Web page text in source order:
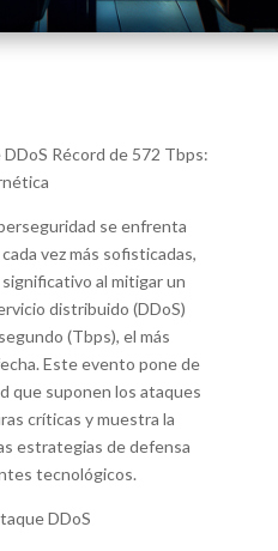
Récord de 572 Tbps:
se enfrenta
vez más sofisticadas,
al mitigar un
distribuido (DDoS)
(Tbps), el más
Este evento pone de
que suponen los ataques
críticas y muestra la
estrategias de defensa
tecnológicos.
DDoS